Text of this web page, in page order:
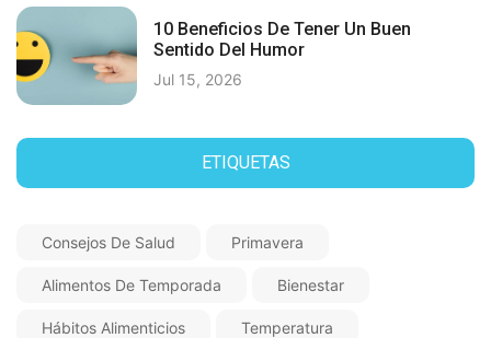
10 Beneficios De Tener Un Buen
Sentido Del Humor
Jul 15, 2026
ETIQUETAS
Consejos De Salud Primavera
Alimentos De Temporada Bienestar
Hábitos Alimenticios Temperatura